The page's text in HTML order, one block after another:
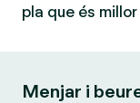
pla que és
Menjar i